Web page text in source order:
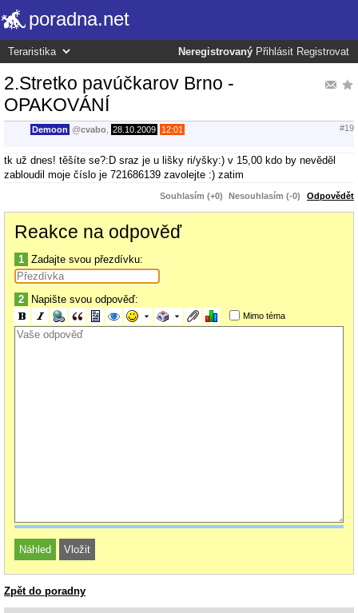
poradna.net
Neregistrovaný Přihlásit Registrovat
2.Stretko pavúčkarov Brno -
OPAKOVÁNÍ
Demoon @cvabo 28.10.2009 12:01 #19
tk už dnes! těšíte se?:D sraz je u lišky ri/yšky:) v 15,00 kdo by nevěděl
zabloudil moje číslo je 721686139 zavolejte :) zatim
Souhlasím (+0) Nesouhlasím (-0) Odpovědět
Reakce na odpověď
1 Zadajte svou přezdívku:
2 Napište svou odpověď:
Mimo téma
Zpět do poradny